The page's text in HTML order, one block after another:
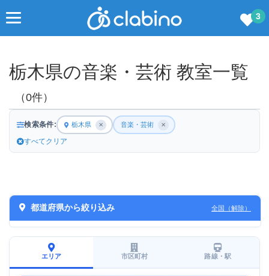
3
栃木県の音楽・芸術 教室一覧
（0件）
検索条件: 栃木県 ✕ 音楽・芸術 ✕
すべてクリア
都道府県から絞り込み 全国（解除）
エリア 市区町村 路線・駅